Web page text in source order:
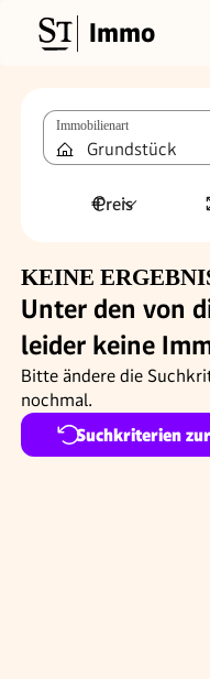
Immo
Immobilienart
Preis
KEINE
Unter den von
leider keine
Bitte ändere die
nochmal.
Suchkriterien